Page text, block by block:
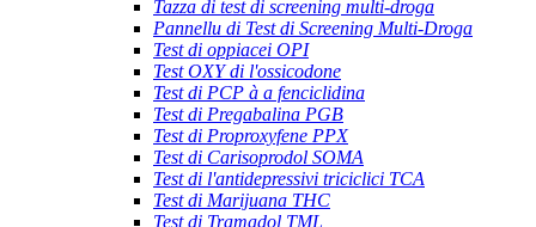
Tazza di test di screening multi-droga
Pannellu di Test di Screening Multi-Droga
Test di oppiacei OPI
Test OXY di l'ossicodone
Test di PCP à a fenciclidina
Test di Pregabalina PGB
Test di Proproxyfene PPX
Test di Carisoprodol SOMA
Test di l'antidepressivi triciclici TCA
Test di Marijuana THC
Test di Tramadol TML